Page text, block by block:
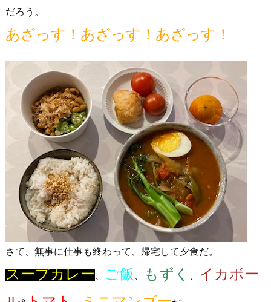
だろう。
あざっす！あざっす！あざっす！
さて、無事に仕事も終わって、帰宅して夕食だ。
スープカレー ご飯 もずく
イカボー